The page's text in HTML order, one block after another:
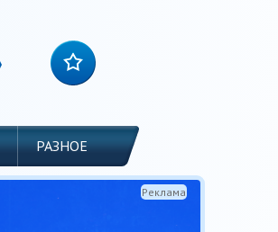
РАЗНОЕ
Реклама